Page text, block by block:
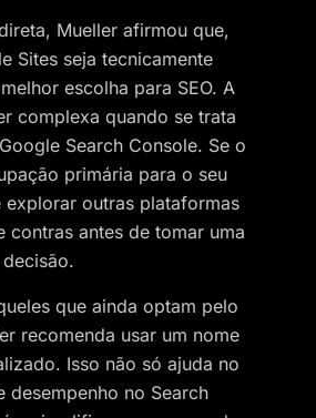
Mueller afirmou que,
Sites seja tecnicamente
escolha para SEO. A
complexa quando se trata
Search Console. Se o
primária para o seu
explorar outras plataformas
contras antes de tomar uma
decisão.
que ainda optam pelo
recomenda usar um nome
Isso não só ajuda no
desempenho no Search